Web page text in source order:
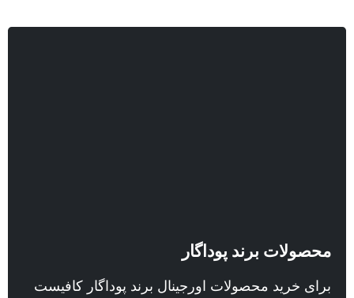
محصولات برند پوداگار
برای خرید محصولات اورجینال برند پوداگار کافیست